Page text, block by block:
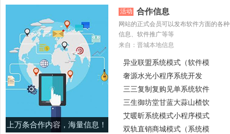
上万条合作内容，海量信息！
活动 合作信息
网站的正式会员可以发布软件方面的各
信息、软件推广等等
来自：晋城本地信息
异业联盟系统模式（软件模
奢源水光小程序系统开发
三三复制复购见单系统软件
三生御坊堂甘蓝大蒜山楂饮
艾暖昕系统模式小程序模式
双轨直销商城模式（系统模